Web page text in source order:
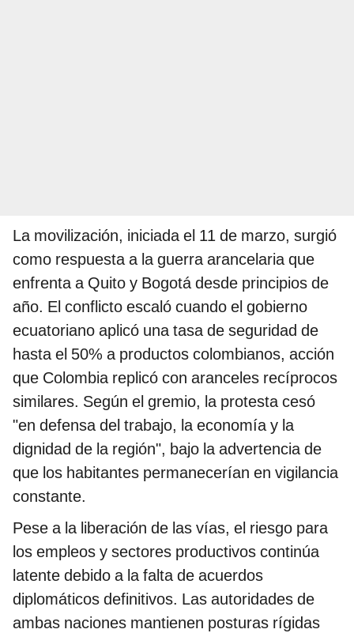
La movilización, iniciada el 11 de marzo, surgió
como respuesta a la guerra arancelaria que
enfrenta a Quito y Bogotá desde principios de
año. El conflicto escaló cuando el gobierno
ecuatoriano aplicó una tasa de seguridad de
hasta el 50% a productos colombianos, acción
que Colombia replicó con aranceles recíprocos
similares. Según el gremio, la protesta cesó
"en defensa del trabajo, la economía y la
dignidad de la región", bajo la advertencia de
que los habitantes permanecerían en vigilancia
constante.
Pese a la liberación de las vías, el riesgo para
los empleos y sectores productivos continúa
latente debido a la falta de acuerdos
diplomáticos definitivos. Las autoridades de
ambas naciones mantienen posturas rígidas